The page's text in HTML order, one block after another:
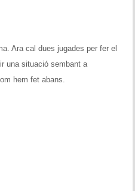
Ara cal dues jugades per fer el
una situació sembant a
hem fet abans.